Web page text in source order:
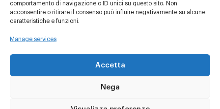
comportamento di navigazione o ID unici su questo sito. Non
acconsentire o ritirare il consenso può influire negativamente su alcune
caratteristiche e funzioni.
Manage services
Accetta
Nega
COOKIE POLICY
Linkedin
© 1991 - 2026 CONSORZIO DAFNE